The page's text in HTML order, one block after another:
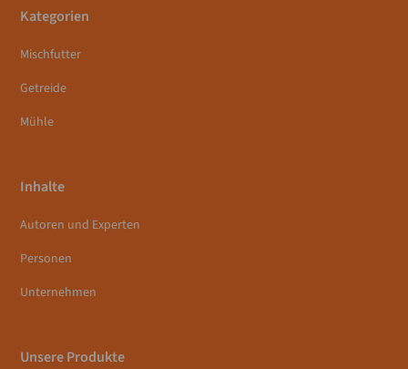
Kategorien
Mischfutter
Getreide
Mühle
Inhalte
Autoren und Experten
Personen
Unternehmen
Unsere Produkte